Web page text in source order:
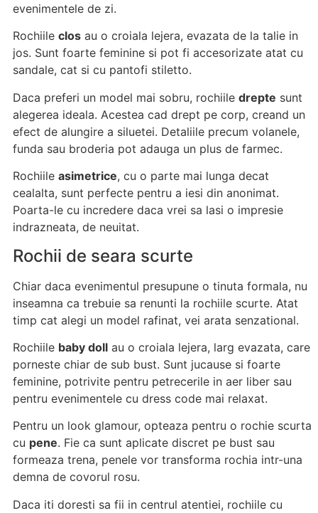
evenimentele de zi.
Rochiile clos au o croiala lejera, evazata de la talie in
jos. Sunt foarte feminine si pot fi accesorizate atat cu
sandale, cat si cu pantofi stiletto.
Daca preferi un model mai sobru, rochiile drepte sunt
alegerea ideala. Acestea cad drept pe corp, creand un
efect de alungire a siluetei. Detaliile precum volanele,
funda sau broderia pot adauga un plus de farmec.
Rochiile asimetrice, cu o parte mai lunga decat
cealalta, sunt perfecte pentru a iesi din anonimat.
Poarta-le cu incredere daca vrei sa lasi o impresie
indrazneata, de neuitat.
Rochii de seara scurte
Chiar daca evenimentul presupune o tinuta formala, nu
inseamna ca trebuie sa renunti la rochiile scurte. Atat
timp cat alegi un model rafinat, vei arata senzational.
Rochiile baby doll au o croiala lejera, larg evazata, care
porneste chiar de sub bust. Sunt jucause si foarte
feminine, potrivite pentru petrecerile in aer liber sau
pentru evenimentele cu dress code mai relaxat.
Pentru un look glamour, opteaza pentru o rochie scurta
cu pene. Fie ca sunt aplicate discret pe bust sau
formeaza trena, penele vor transforma rochia intr-una
demna de covorul rosu.
Daca iti doresti sa fii in centrul atentiei, rochiile cu